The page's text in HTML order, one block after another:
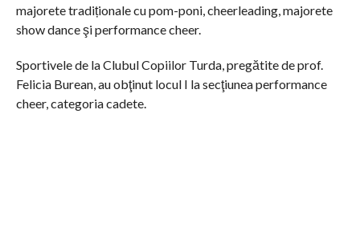
majorete tradiționale cu pom-poni, cheerleading, majorete
show dance şi performance cheer.
Sportivele de la Clubul Copiilor Turda, pregătite de prof.
Felicia Burean, au obţinut locul I la secţiunea performance
cheer, categoria cadete.